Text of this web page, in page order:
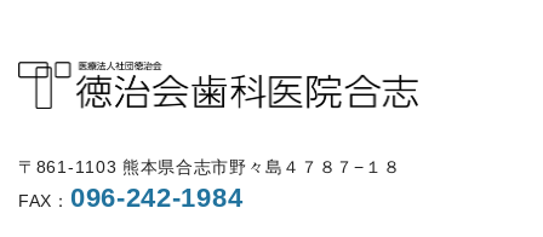
〒861-1103 熊本県合志市野々島４７８７−１８
FAX： 096-242-1984